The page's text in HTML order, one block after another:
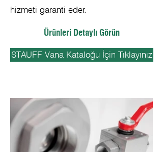
hizmeti garanti eder.
Ürünleri Detaylı Görün
STAUFF Vana Kataloğu İçin Tıklayınız